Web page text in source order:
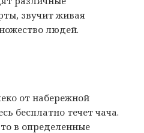
звучит живая
людей.
от набережной
бесплатно течет чача.
в определенные